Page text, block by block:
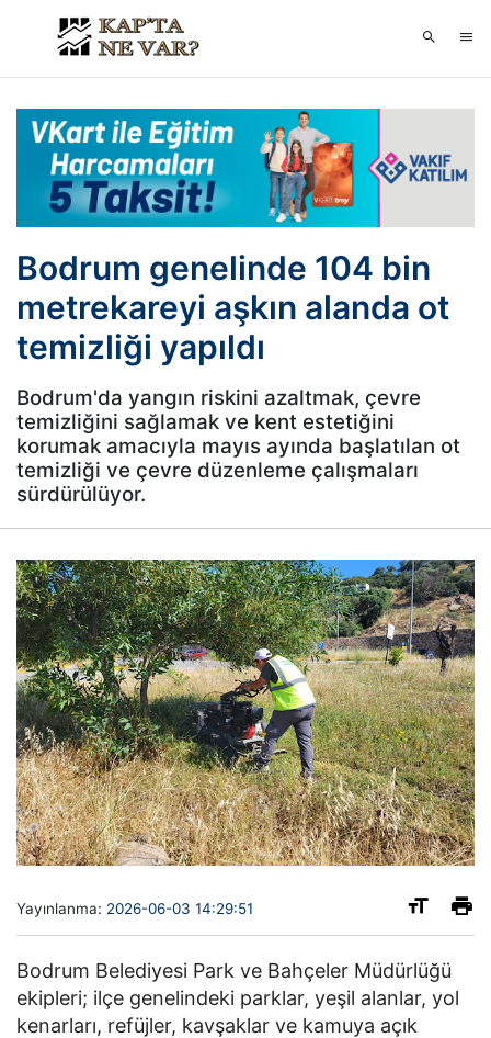
Bodrum genelinde 104 bin
metrekareyi aşkın alanda ot
temizliği yapıldı
Bodrum'da yangın riskini azaltmak, çevre
temizliğini sağlamak ve kent estetiğini
korumak amacıyla mayıs ayında başlatılan ot
temizliği ve çevre düzenleme çalışmaları
sürdürülüyor.
Yayınlanma: 2026-06-03 14:29:51
Bodrum Belediyesi Park ve Bahçeler Müdürlüğü
ekipleri; ilçe genelindeki parklar, yeşil alanlar, yol
kenarları, refüjler, kavşaklar ve kamuya açık